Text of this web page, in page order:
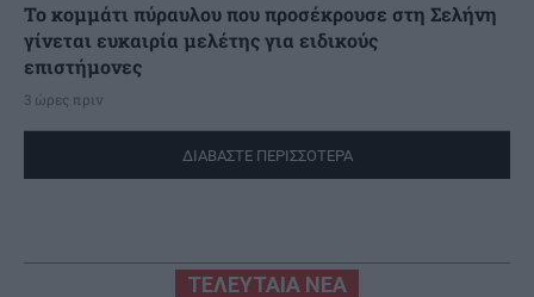
Το κομμάτι πύραυλου που προσέκρουσε στη Σελήνη
γίνεται ευκαιρία μελέτης για ειδικούς
επιστήμονες
3 ώρες πριν
ΔΙΑΒΑΣΤΕ ΠΕΡΙΣΣΟΤΕΡΑ